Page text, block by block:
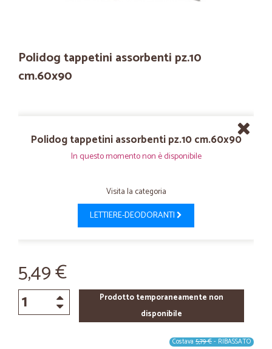
Polidog tappetini assorbenti pz.10
cm.60x90
Polidog tappetini assorbenti pz.10 cm.60x90
In questo momento non è disponibile
Visita la categoria
LETTIERE-DEODORANTI
5,49 €
Prodotto temporaneamente non
disponibile
Costava 5,79 €- RIBASSATO